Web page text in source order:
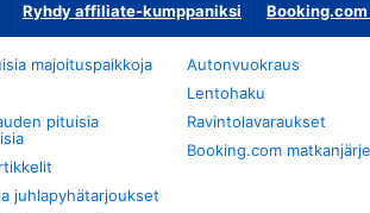
Ryhdy affiliate-kumppaniksi
majoituspaikkoja
pituisia
juhlapyhätarjoukset
Autonvuokraus
Lentohaku
Ravintolavaraukset
Booking.com